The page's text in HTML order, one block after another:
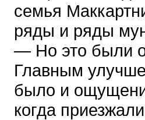
семья
ряды и ряды
— Но это были
Главным
было и
когда